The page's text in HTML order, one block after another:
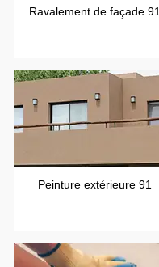
Ravalement de façade 91
Peinture extérieure 91